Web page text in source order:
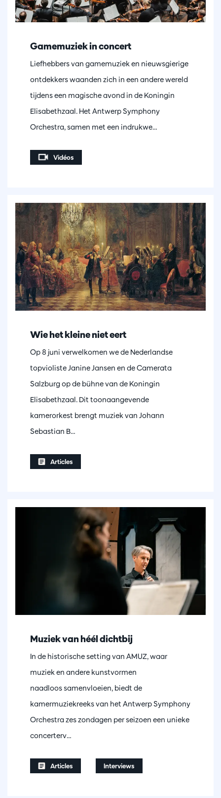
Gamemuziek in concert
Liefhebbers van gamemuziek en nieuwsgierige
ontdekkers waanden zich in een andere wereld
tijdens een magische avond in de Koningin
Elisabethzaal. Het Antwerp Symphony
Orchestra, samen met een indrukwe…
Vidéos
Wie het kleine niet eert
Op 8 juni verwelkomen we de Nederlandse
topvioliste Janine Jansen en de Camerata
Salzburg op de bühne van de Koningin
Elisabethzaal. Dit toonaangevende
kamerorkest brengt muziek van Johann
Sebastian B…
Articles
Muziek van héél dichtbij
In de historische setting van AMUZ, waar
muziek en andere kunstvormen
naadloos samenvloeien, biedt de
kamermuziekreeks van het Antwerp Symphony
Orchestra zes zondagen per seizoen een unieke
concerterv…
Articles Interviews